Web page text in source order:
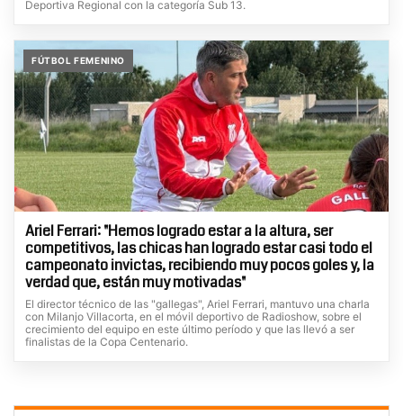
Deportiva Regional con la categoría Sub 13.
FÚTBOL FEMENINO
Ariel Ferrari: "Hemos logrado estar a la altura, ser
competitivos, las chicas han logrado estar casi todo el
campeonato invictas, recibiendo muy pocos goles y, la
verdad que, están muy motivadas"
El director técnico de las "gallegas", Ariel Ferrari, mantuvo una charla
con Milanjo Villacorta, en el móvil deportivo de Radioshow, sobre el
crecimiento del equipo en este último período y que las llevó a ser
finalistas de la Copa Centenario.